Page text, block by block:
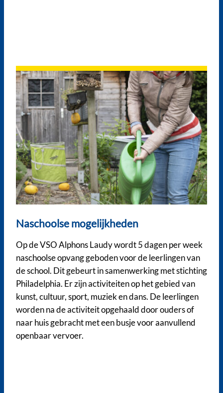
Naschoolse mogelijkheden
Op de VSO Alphons Laudy wordt 5 dagen per week
naschoolse opvang geboden voor de leerlingen van
de school. Dit gebeurt in samenwerking met stichting
Philadelphia. Er zijn activiteiten op het gebied van
kunst, cultuur, sport, muziek en dans. De leerlingen
worden na de activiteit opgehaald door ouders of
naar huis gebracht met een busje voor aanvullend
openbaar vervoer.